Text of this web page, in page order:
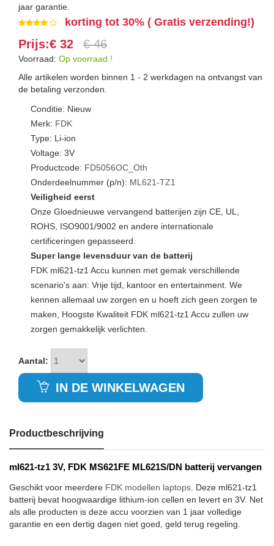
jaar garantie.
korting tot 30% ( Gratis verzending!)
Prijs:€ 32 € 46
Voorraad: Op voorraad !
Alle artikelen worden binnen 1 - 2 werkdagen na ontvangst van
de betaling verzonden.
Conditie: Nieuw
Merk: FDK
Type: Li-ion
Voltage: 3V
Productcode: FD5056OC_Oth
Onderdeelnummer (p/n): ML621-TZ1
Veiligheid eerst
Onze Gloednieuwe vervangend batterijen zijn CE, UL,
ROHS, ISO9001/9002 en andere internationale
certificeringen gepasseerd.
Super lange levensduur van de batterij
FDK ml621-tz1 Accu kunnen met gemak verschillende
scenario's aan: Vrije tijd, kantoor en entertainment. We
kennen allemaal uw zorgen en u hoeft zich geen zorgen te
maken, Hoogste Kwaliteit FDK ml621-tz1 Accu zullen uw
zorgen gemakkelijk verlichten.
Aantal:
IN DE WINKELWAGEN
Productbeschrijving
ml621-tz1 3V, FDK MS621FE ML621S/DN batterij vervangen
Geschikt voor meerdere FDK modellen laptops . Deze ml621-tz1
batterij bevat hoogwaardige lithium-ion cellen en levert en 3V. Net
als alle producten is deze accu voorzien van 1 jaar volledige
garantie en een dertig dagen niet goed, geld terug regeling.